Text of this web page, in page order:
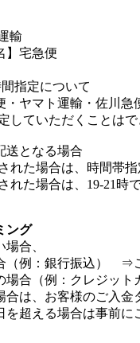
輸
】宅急便
指定について
・ヤマト運輸・佐川急
していただくことは
送となる場合
れた場合は、時間帯
れた場合は、19-21時
ング
合、
（例：銀行振込） ⇒
場合（例：クレジッ
は、お客様のご入金
超える場合は事前に